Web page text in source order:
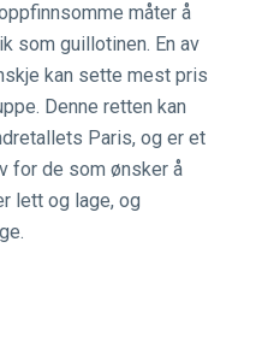
måter å
som guillotinen. En av
kan sette mest pris
Denne retten kan
Paris, og er et
for de som ønsker å
lett og lage, og